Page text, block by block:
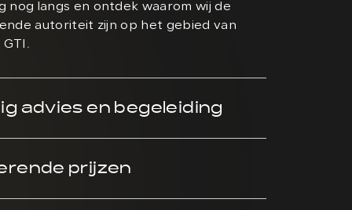
nog langs en ontdek waarom wij de
autoriteit zijn op het gebied van
advies en begeleiding
prijzen